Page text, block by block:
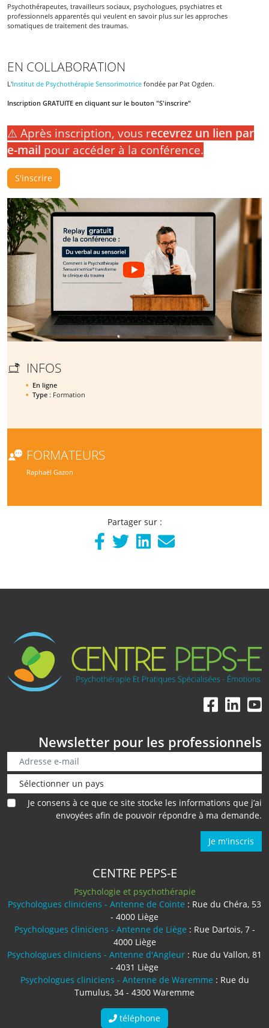
INFOS
En ligne
Type: Formation
FORMATEURS
Raphaël Gazon
Psychothérapeutes, travailleurs sociaux, psychologues, psychiatres et
professionnels apparentés qui veulent en savoir plus sur les approches
somatiques de traitement des traumas.
EN COLLABORATION
L'Institut de Psychothérapie Sensorimotrice fondée par Pat Ogden.
Inscription GRATUITE en cliquant sur le bouton "S'inscrire"
⚠️ Après inscription, vous recevrez un lien par
e-mail pour accéder à la conférence.
S'inscrire
Partager sur :
Newsletter pour les professionnels
Je consens à ce que ce site stocke les informations que j’ai
envoyées afin de pouvoir répondre à ma demande.
Je m'inscris
CENTRE PEPS-E
Psychologie et psychothérapie
Psychologues cliniciens - Antenne de Cointe : Rue du Chéra, 53
- 4000 Liège
Psychologues cliniciens - Antenne de Liège : Rue Dartois, 7 -
4000 Liège
Psychologues cliniciens - Antenne d'Angleur : Rue du Vallon, 81
- 4031 Liège
Psychologues cliniciens - Antenne de Waremme : Rue du
Tumulus, 34 - 4300 Waremme
téléphone